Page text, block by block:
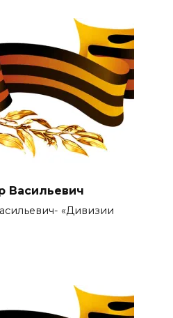
Васильевич
«Дивизии